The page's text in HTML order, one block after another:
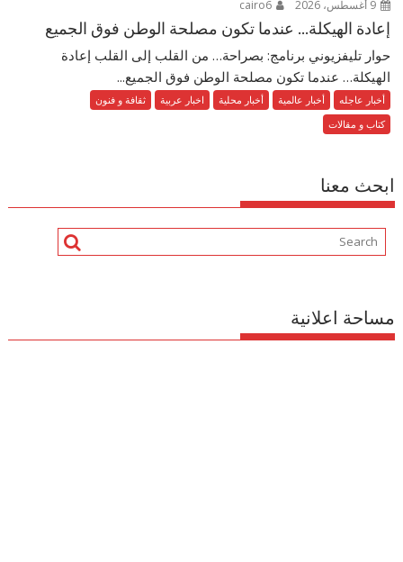
9 أغسطس، 2026 cairo6
إعادة الهيكلة… عندما تكون مصلحة الوطن فوق الجميع
حوار تليفزيوني برنامج: بصراحة… من القلب إلى القلب إعادة
الهيكلة… عندما تكون مصلحة الوطن فوق الجميع...
أخبار عاجله أخبار عالمية أخبار محلية اخبار عربية
ثقافة و فنون
كتاب و مقالات
ابحث معنا
مساحة اعلانية